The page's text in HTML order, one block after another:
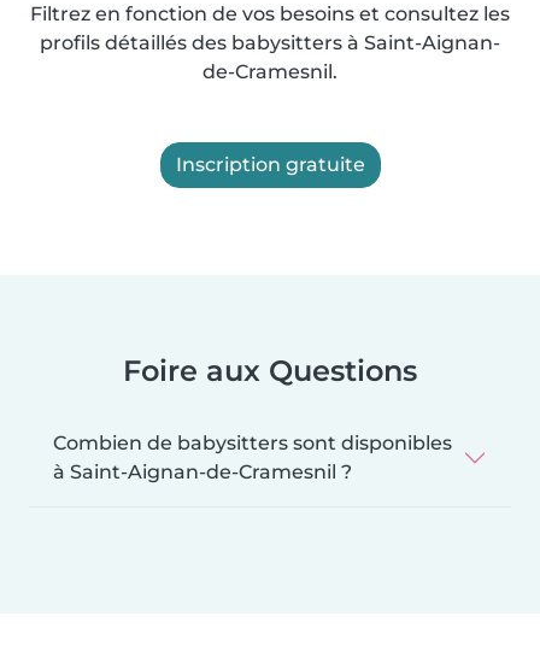
Filtrez en fonction de vos besoins et consultez les
profils détaillés des babysitters à Saint-Aignan-
de-Cramesnil.
Inscription gratuite
Foire aux Questions
Combien de babysitters sont disponibles
à Saint-Aignan-de-Cramesnil ?